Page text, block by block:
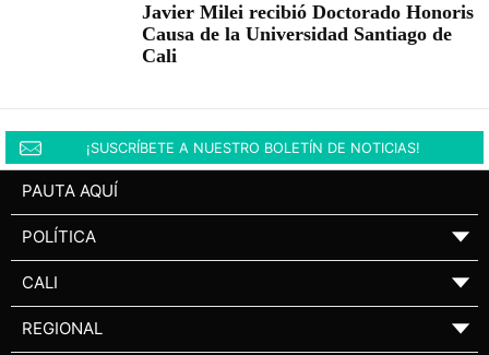
Javier Milei recibió Doctorado Honoris
Causa de la Universidad Santiago de
Cali
¡SUSCRÍBETE A NUESTRO BOLETÍN DE NOTICIAS!
PAUTA AQUÍ
POLÍTICA ▼
CALI ▼
REGIONAL ▼